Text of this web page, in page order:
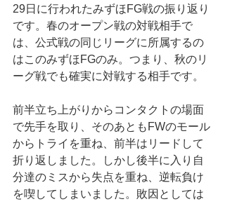
29日に行われたみずほFG戦の振り返り
です。春のオープン戦の対戦相手で
は、公式戦の同じリーグに所属するの
はこのみずほFGのみ。つまり、秋のリ
ーグ戦でも確実に対戦する相手です。
前半立ち上がりからコンタクトの場面
で先手を取り、そのあともFWのモール
からトライを重ね、前半はリードして
折り返しました。しかし後半に入り自
分達のミスから失点を重ね、逆転負け
を喫してしまいました。敗因としては